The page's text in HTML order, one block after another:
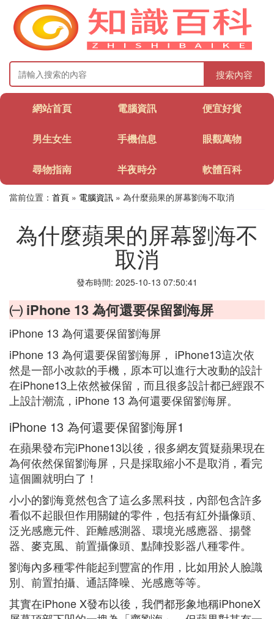
搜索內容
網站首頁 電腦資訊 便宜好貨
男生女生 手機信息 眼觀萬物
尋物指南 半夜時分 軟體百科
當前位置： 首頁 » 電腦資訊 » 為什麼蘋果的屏幕劉海不取消
為什麼蘋果的屏幕劉海不
取消
發布時間: 2025-10-13 07:50:41
㈠ iPhone 13 為何還要保留劉海屏
iPhone 13 為何還要保留劉海屏
iPhone 13 為何還要保留劉海屏， iPhone13這次依
然是一部小改款的手機，原本可以進行大改動的設計
在iPhone13上依然被保留，而且很多設計都已經跟不
上設計潮流，iPhone 13 為何還要保留劉海屏。
iPhone 13 為何還要保留劉海屏1
在蘋果發布完iPhone13以後，很多網友質疑蘋果現在
為何依然保留劉海屏，只是採取縮小不是取消，看完
這個圖就明白了！
小小的劉海竟然包含了這么多黑科技，內部包含許多
看似不起眼但作用關鍵的零件，包括有紅外攝像頭、
泛光感應元件、距離感測器、環境光感應器、揚聲
器、麥克風、前置攝像頭、點陣投影器八種零件。
劉海內多種零件能起到豐富的作用，比如用於人臉識
別、前置拍攝、通話降噪、光感應等等。
其實在iPhone X發布以後，我們都形象地稱iPhoneX